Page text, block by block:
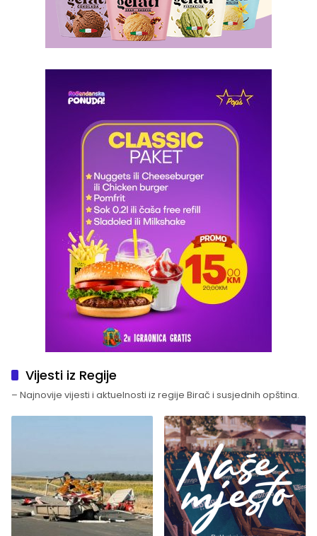
Vijesti iz Regije
– Najnovije vijesti i aktuelnosti iz regije Birač i susjednih opština.